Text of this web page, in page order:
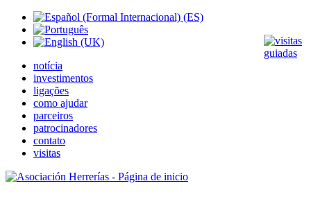
notícia
investimentos
ligações
como ajudar
parceiros
patrocinadores
contato
visitas